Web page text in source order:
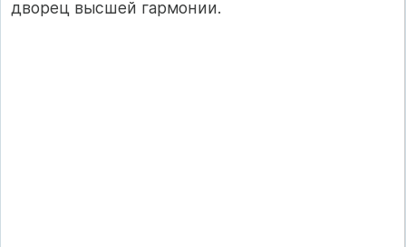
дворец высшей гармонии.